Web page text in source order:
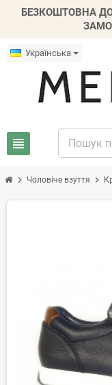
БЕЗКОШТОВНА
Українська
view_headline
chevron_right Чоловіче взуття chevron_right